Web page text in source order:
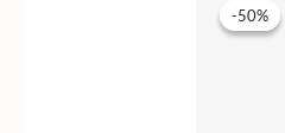
-50%
-50%